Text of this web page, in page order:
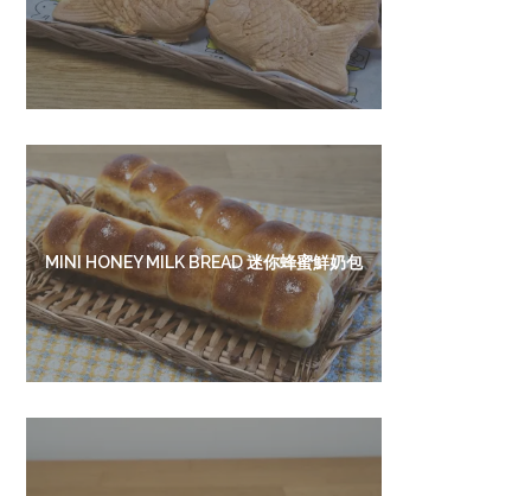
MINI HONEY MILK BREAD 迷你蜂蜜鮮奶包